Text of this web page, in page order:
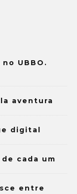
UBBO.
aventura
digital
cada um
entre